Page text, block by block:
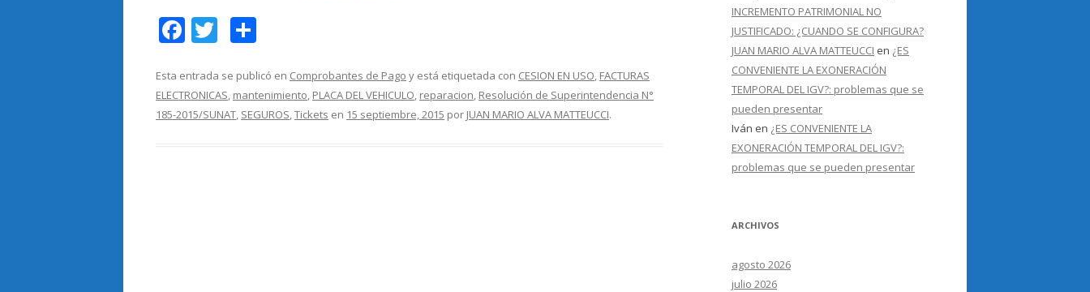
F
e
b
T
itt
er
m
p
Esta entrada se publicó en Comprobantes de Pago y está etiquetada con CESION EN USO, FACTURAS
ELECTRONICAS, mantenimiento, PLACA DEL VEHICULO, reparacion, Resolución de Superintendencia N°
185-2015/SUNAT, SEGUROS,Tickets en 15 septiembre, 2015 por JUAN MARIO ALVA MATTEUCCI.
INCREMENTO PATRIMONIAL NO
JUSTIFICADO: ¿CUANDO SE CONFIGURA?
JUAN MARIO ALVA MATTEUCCI en ¿ES
CONVENIENTE LA EXONERACIÓN
TEMPORAL DEL IGV?: problemas que se
pueden presentar
Iván en ¿ES CONVENIENTE LA
EXONERACIÓN TEMPORAL DEL IGV?:
problemas que se pueden presentar
ARCHIVOS
agosto 2026
julio 2026